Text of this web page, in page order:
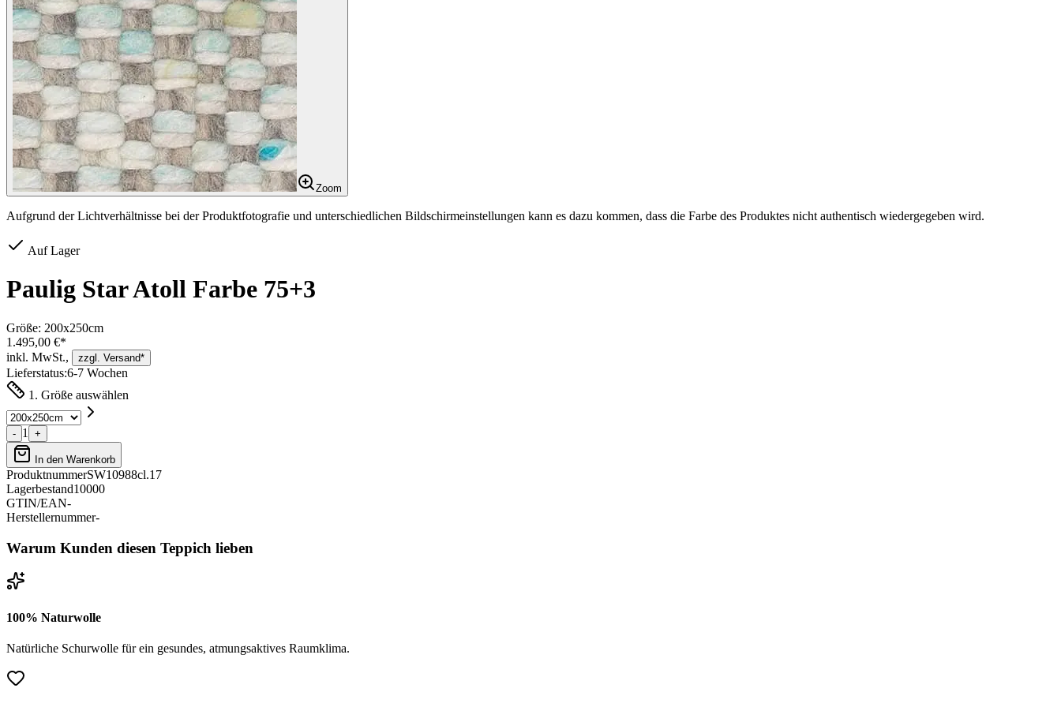
Zoom
Aufgrund der Lichtverhältnisse bei der Produktfotografie und unterschiedlichen Bildschirmeinstellungen kann es dazu kommen, dass die Farbe des Produktes nicht authentisch wiedergegeben wird.
Auf Lager
Paulig Star Atoll Farbe 75+3
Größe: 200x250cm
1.495,00 €*
inkl. MwSt.,
zzgl. Versand*
Lieferstatus:6-7 Wochen
1. Größe auswählen
- 1 +
In den Warenkorb
ProduktnummerSW10988cl.17
Lagerbestand10000
GTIN/EAN-
Herstellernummer-
Warum Kunden diesen Teppich lieben
100% Naturwolle
Natürliche Schurwolle für ein gesundes, atmungsaktives Raumklima.